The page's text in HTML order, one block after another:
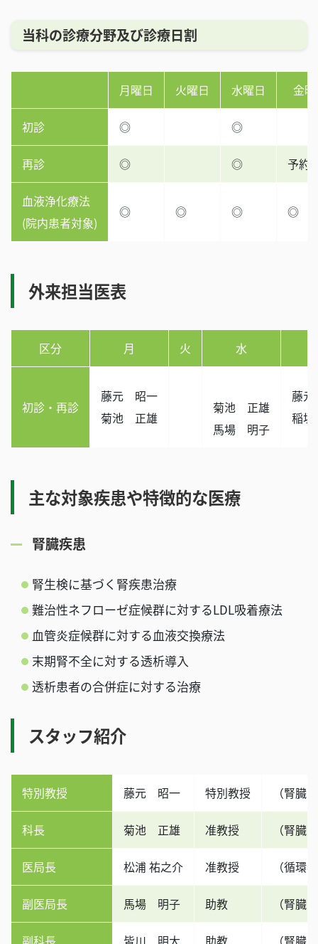
当科の診療分野及び診療日割
月曜日 火曜日 水曜日 金
初診 ◎ ◎
再診 ◎ ◎ 予約
血液浄化療法
(院内患者対象)
◎ ◎ ◎ ◎
外来担当医表
区分 月 火 水
初診・再診
藤元 昭一
菊池 正雄
菊池 正雄
馬場 明子
藤
稲
主な対象疾患や特徴的な医療
腎臓疾患
腎生検に基づく腎疾患治療
難治性ネフローゼ症候群に対するLDL吸着療法
血管炎症候群に対する血液交換療法
末期腎不全に対する透析導入
透析患者の合併症に対する治療
スタッフ紹介
特別教授 藤元 昭一 特別教授 （腎臓）
科長 菊池 正雄 准教授 （腎臓）
医局長 松浦 祐之介 准教授 （循環
副医局長 馬場 明子 助教 （腎臓）
副科長 皆川 明大 助教 （腎臓）